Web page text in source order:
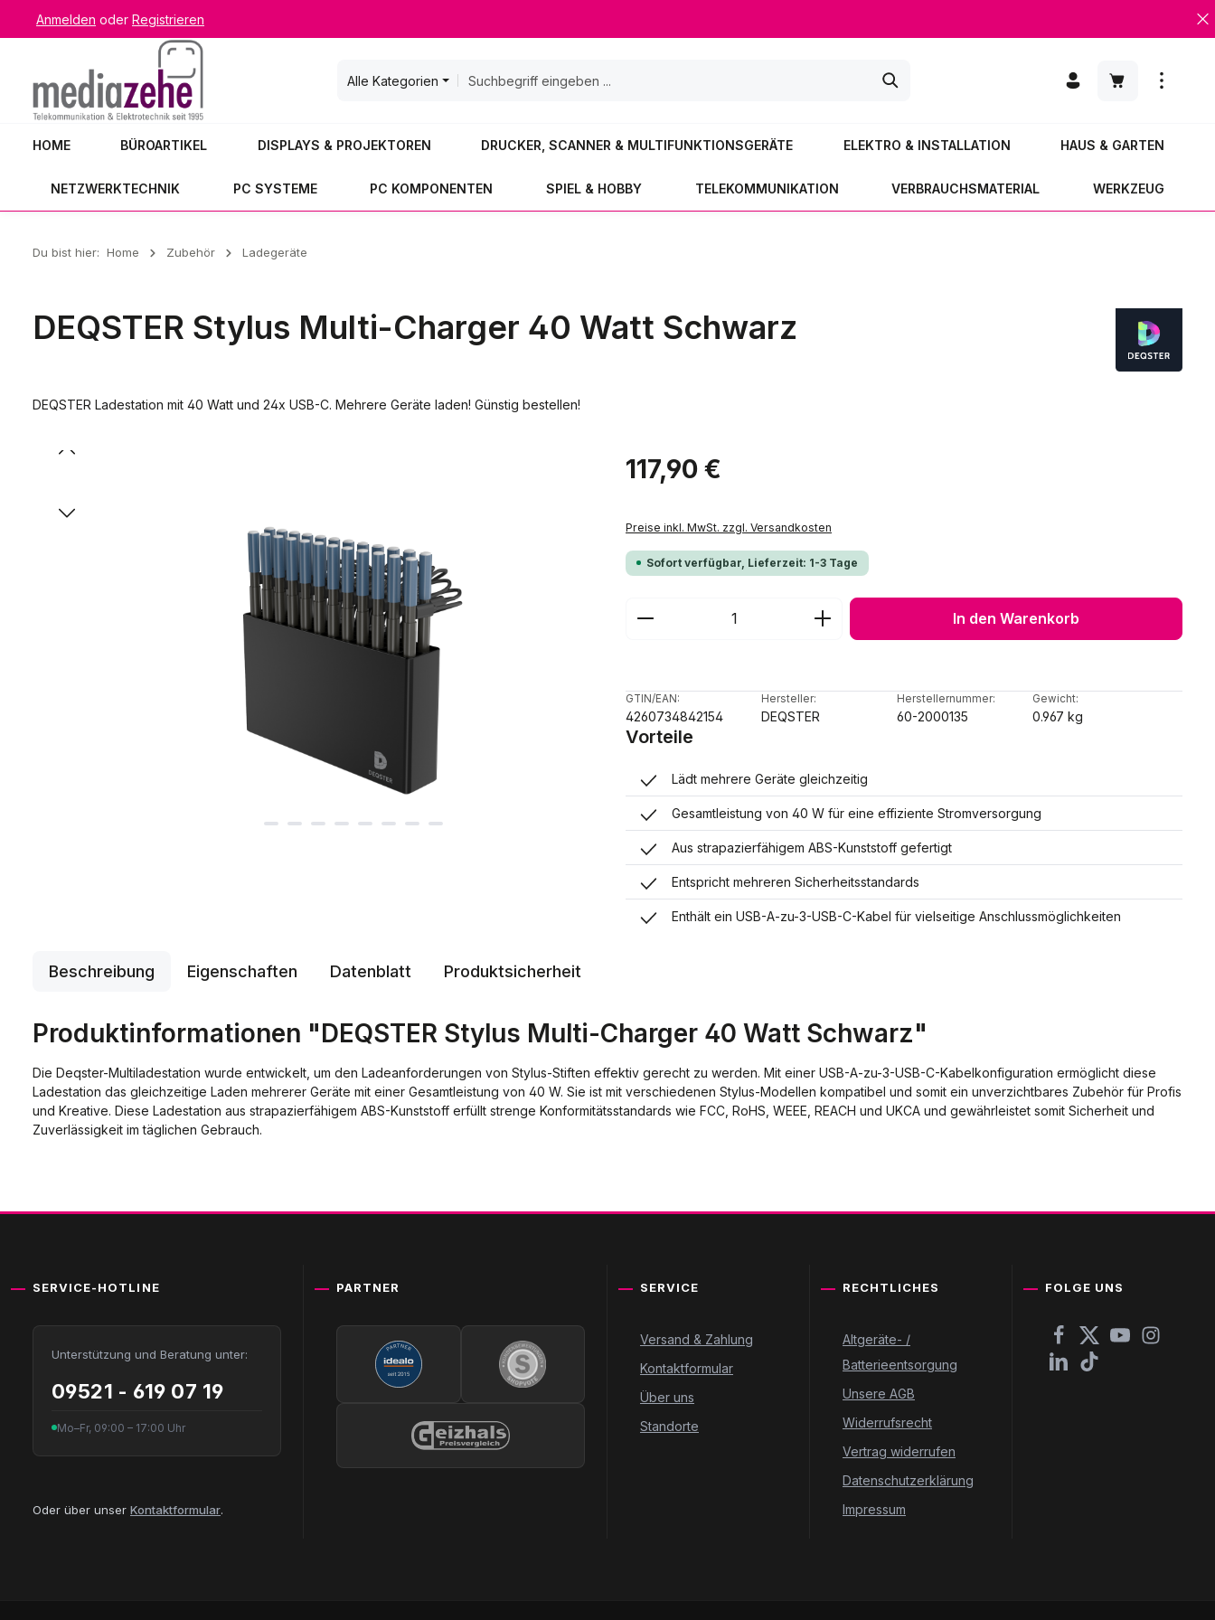
Hauptinhalt springen
Zur Suche springen
Zur Hauptnavigation springen
Anmelden oder Registrieren
Alle Kategorien
Warenkorb
HOME BÜROARTIKEL DISPLAYS & PROJEKTOREN DRUCKER, SCANNER & MULTIFUNKTIONSGERÄTE ELEKTRO & INSTALLATION HAUS & GARTEN
NETZWERKTECHNIK PC SYSTEME PC KOMPONENTEN SPIEL & HOBBY TELEKOMMUNIKATION VERBRAUCHSMATERIAL WERKZEUG
Du bist hier: Home Zubehör Ladegeräte
DEQSTER Stylus Multi-Charger 40 Watt Schwarz
DEQSTER Ladestation mit 40 Watt und 24x USB-C. Mehrere Geräte laden! Günstig bestellen!
Bildergalerie überspringen Regulärer Preis:
117,90 €
Preise inkl. MwSt. zzgl. Versandkosten
Sofort verfügbar, Lieferzeit: 1-3 Tage
Produkt Anzahl: Gib den gewünschten Wert ein oder
In den Warenkorb
GTIN/EAN:
4260734842154
Hersteller:
DEQSTER
Herstellernummer:
60-2000135
Gewicht:
0.967 kg
Vorteile
Lädt mehrere Geräte gleichzeitig
Gesamtleistung von 40 W für eine effiziente Stromversorgung
Aus strapazierfähigem ABS-Kunststoff gefertigt
Entspricht mehreren Sicherheitsstandards
Enthält ein USB-A-zu-3-USB-C-Kabel für vielseitige Anschlussmöglichkeiten
Beschreibung Eigenschaften Datenblatt Produktsicherheit
Produktinformationen "DEQSTER Stylus Multi-Charger 40 Watt Schwarz"
Die Deqster-Multiladestation wurde entwickelt, um den Ladeanforderungen von Stylus-Stiften effektiv gerecht zu werden. Mit einer USB-A-zu-3-USB-C-Kabelkonfiguration ermöglicht diese
Ladestation das gleichzeitige Laden mehrerer Geräte mit einer Gesamtleistung von 40 W. Sie ist mit verschiedenen Stylus-Modellen kompatibel und somit ein unverzichtbares Zubehör für Profis
und Kreative. Diese Ladestation aus strapazierfähigem ABS-Kunststoff erfüllt strenge Konformitätsstandards wie FCC, RoHS, WEEE, REACH und UKCA und gewährleistet somit Sicherheit und
Zuverlässigkeit im täglichen Gebrauch.
SERVICE-HOTLINE
Unterstützung und Beratung unter:
09521 - 619 07 19
Mo–Fr, 09:00 – 17:00 Uhr
Oder über unser Kontaktformular.
PARTNER SERVICE
Versand & Zahlung
Kontaktformular
Über uns
Standorte
RECHTLICHES
Altgeräte- /
Batterieentsorgung
Unsere AGB
Widerrufsrecht
Vertrag widerrufen
Datenschutzerklärung
Impressum
FOLGE UNS